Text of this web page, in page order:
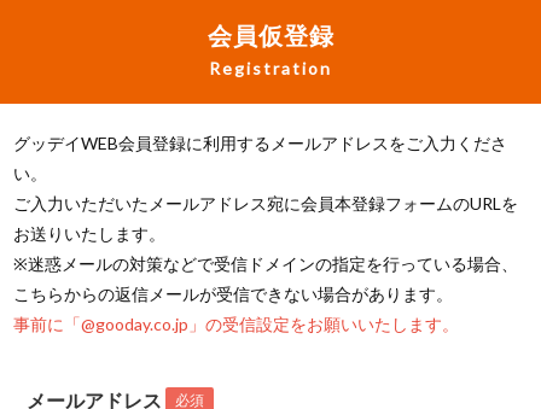
会員仮登録
Registration
グッデイWEB会員登録に利用するメールアドレスをご入力くださ
い。
ご入力いただいたメールアドレス宛に会員本登録フォームのURLを
お送りいたします。
※迷惑メールの対策などで受信ドメインの指定を行っている場合、
こちらからの返信メールが受信できない場合があります。
事前に「@gooday.co.jp」の受信設定をお願いいたします。
メールアドレス 必須